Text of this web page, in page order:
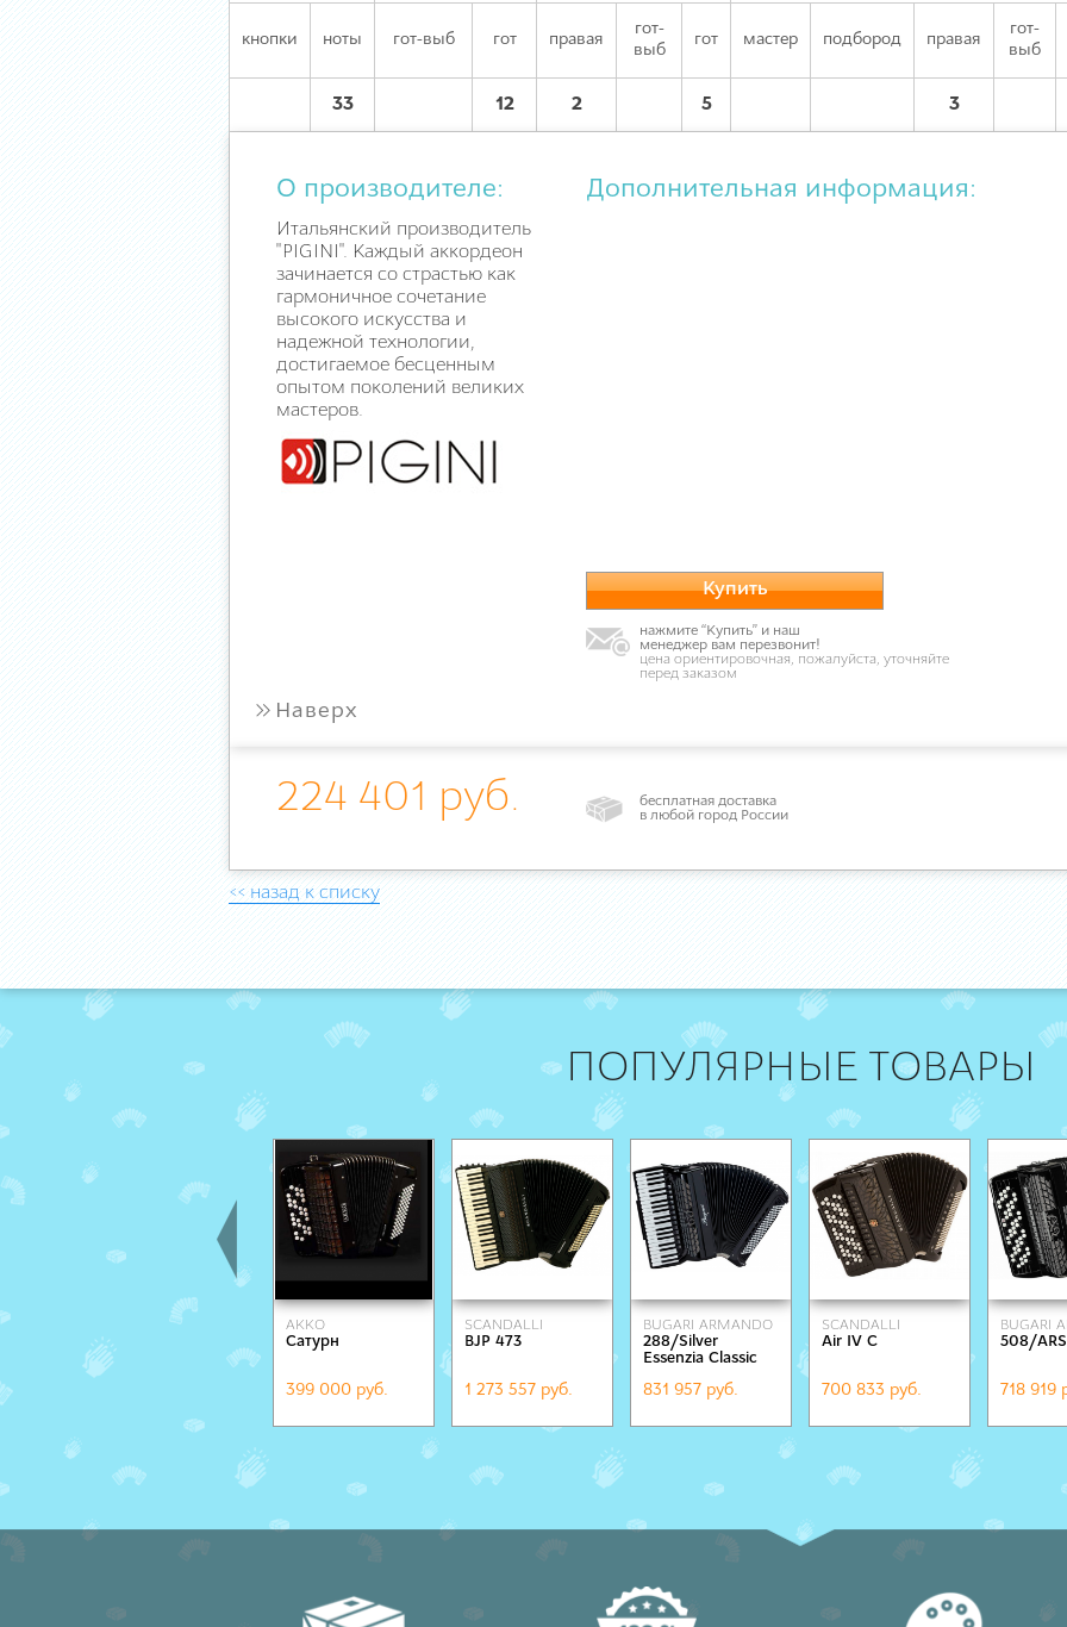
кнопки ноты гот-выб гот правая
гот-
выб
гот мастер подбород правая
гот-
выб
33 12 2 5 3
О производителе:
Итальянский производитель
"PIGINI". Каждый аккордеон
зачинается со страстью как
гармоничное сочетание
высокого искусства и
надежной технологии,
достигаемое бесценным
опытом поколений великих
мастеров.
Дополнительная информация:
Купить
нажмите “Купить” и наш
менеджер вам перезвонит!
цена ориентировочная, пожалуйста, уточняйте
перед заказом
» Наверх
224 401 руб.
бесплатная доставка
в любой город России
<< назад к списку
ПОПУЛЯРНЫЕ ТОВАРЫ
AKKO
Сатурн
399 000 руб.
SCANDALLI
BJP 473
1 273 557 руб.
BUGARI ARMANDO
288/Silver
Essenzia Classic
831 957 руб.
SCANDALLI
Air IV C
700 833 руб.
BUGARI
508/ARS
718 919